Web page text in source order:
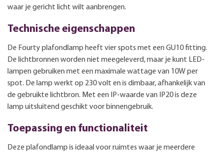
waar je gericht licht wilt aanbrengen.
Technische eigenschappen
De Fourty plafondlamp heeft vier spots met een GU10 fitting.
De lichtbronnen worden niet meegeleverd, maar je kunt LED-
lampen gebruiken met een maximale wattage van 10W per
spot. De lamp werkt op 230 volt en is dimbaar, afhankelijk van
de gebruikte lichtbron. Met een IP-waarde van IP20 is deze
lamp uitsluitend geschikt voor binnengebruik.
Toepassing en functionaliteit
Deze plafondlamp is ideaal voor ruimtes waar je meerdere